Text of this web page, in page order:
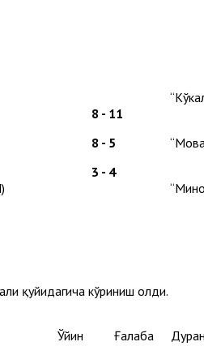
8 - 11
8 - 5
3 - 4
қуйидагича кўриниш олди.
Ўйин Ғалаба